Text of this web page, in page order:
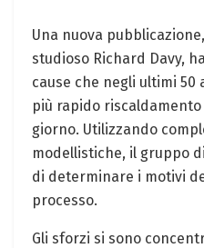
Una nuova
studioso Richard Davy,
cause che negli ultimi
più rapido
giorno. Utilizzando
modellistiche, il gruppo
di determinare i motivi
processo.
Gli sforzi si sono